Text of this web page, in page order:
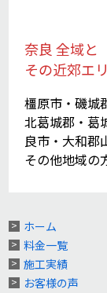
奈良 全域と
その近郊エ
橿原市・磯城
北葛城郡・葛
良市・大和郡
その他地域の
ホーム
料金一覧
施工実績
お客様の声